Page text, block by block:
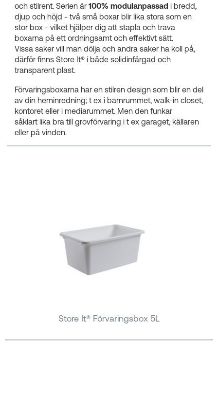
och stilrent. Serien är 100% modulanpassad i bredd,
djup och höjd - två små boxar blir lika stora som en
stor box - vilket hjälper dig att stapla och trava
boxarna på ett ordningsamt och effektivt sätt.
Vissa saker vill man dölja och andra saker ha koll på,
därför finns Store It® i både solidinfärgad och
transparent plast.
Förvaringsboxarna har en stilren design som blir en del
av din heminredning; t ex i barnrummet, walk-in closet,
kontoret eller i mediarummet. Men den funkar
såklart lika bra till grovförvaring i t ex garaget, källaren
eller på vinden.
Store It® Förvaringsbox 5L